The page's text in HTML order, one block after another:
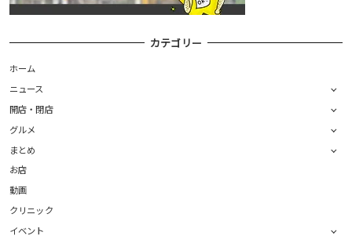
カテゴリー
ホーム
ニュース
開店・閉店
グルメ
まとめ
お店
動画
クリニック
イベント